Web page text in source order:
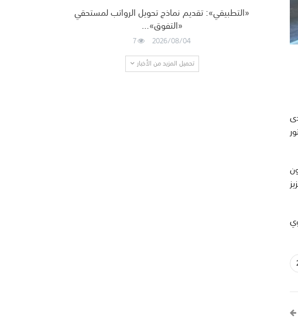
«التطبيقي»: تقديم نماذج تحويل الرواتب لمستحقي
«التفوق»…
2026/08/04
7
تحميل المزيد من الأخبار